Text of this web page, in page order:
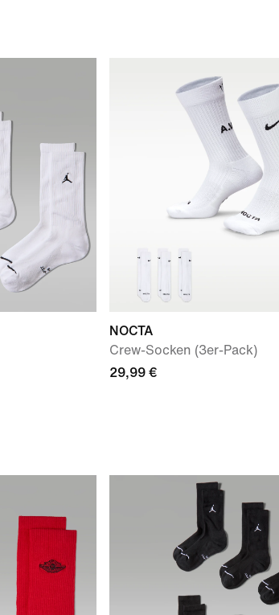
NOCTA
Crew-Socken (3er-Pack)
29,99 €